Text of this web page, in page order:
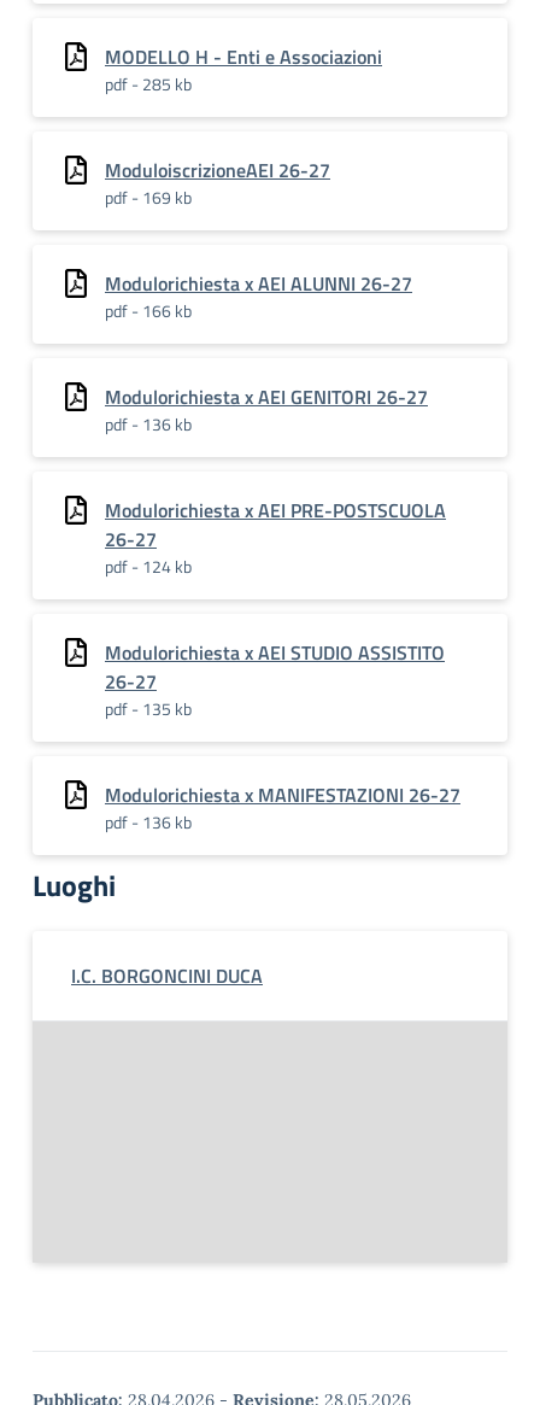
MODELLO H - Enti e Associazioni
pdf - 285 kb
ModuloiscrizioneAEI 26-27
pdf - 169 kb
Modulorichiesta x AEI ALUNNI 26-27
pdf - 166 kb
Modulorichiesta x AEI GENITORI 26-27
pdf - 136 kb
Modulorichiesta x AEI PRE-POSTSCUOLA
26-27
pdf - 124 kb
Modulorichiesta x AEI STUDIO ASSISTITO
26-27
pdf - 135 kb
Modulorichiesta x MANIFESTAZIONI 26-27
pdf - 136 kb
Luoghi
I.C. BORGONCINI DUCA
Pubblicato: 28.04.2026 - Revisione: 28.05.2026